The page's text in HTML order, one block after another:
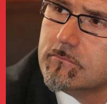
La fondatrice
Annunci Donne
Agenzia matrimoniale
Love Notebook
Il libro Donna di Cuori
Quanto costa Club di Più